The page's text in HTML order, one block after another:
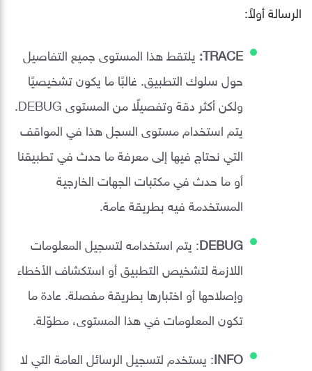
الرسالة أولاً:
TRACE: يلتقط هذا المستوى جميع التفاصيل
حول سلوك التطبيق. غالبًا ما يكون تشخيصيًا
ولكن أكثر دقة وتفصيلًا من المستوى DEBUG.
يتم استخدام مستوى السجل هذا في المواقف
التي نحتاج فيها إلى معرفة ما حدث في تطبيقنا
أو ما حدث في مكتبات الجهات الخارجية
المستخدمة فيه بطريقة عامة.
DEBUG: يتم استخدامه لتسجيل المعلومات
اللازمة لتشخيص التطبيق أو استكشاف الأخطاء
وإصلاحها أو اختبارها بطريقة مفصلة. عادة ما
تكون المعلومات في هذا المستوى، مطوّلة.
INFO: يستخدم لتسجيل الرسائل العامة التي لا